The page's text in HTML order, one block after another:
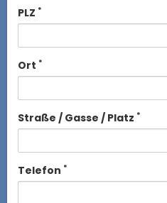
PLZ *
Ort *
Straße / Gasse / Platz *
Telefon *